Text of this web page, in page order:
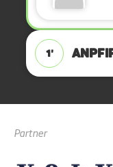
1'
Partner